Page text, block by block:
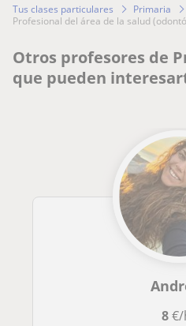
Tus clases particulares Primaria
profesional del área de la salud
Otros profesores de
que pueden
8€/